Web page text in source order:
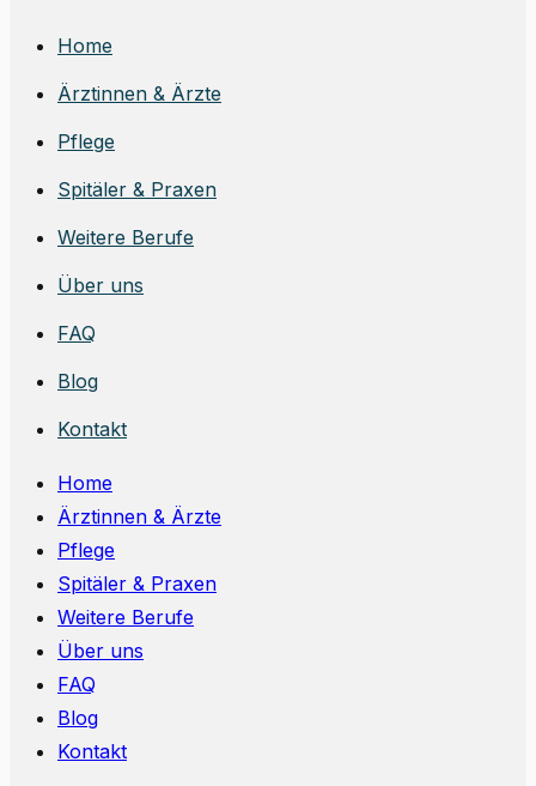
Home
Ärztinnen & Ärzte
Pflege
Spitäler & Praxen
Weitere Berufe
Über uns
FAQ
Blog
Kontakt
Home
Ärztinnen & Ärzte
Pflege
Spitäler & Praxen
Weitere Berufe
Über uns
FAQ
Blog
Kontakt